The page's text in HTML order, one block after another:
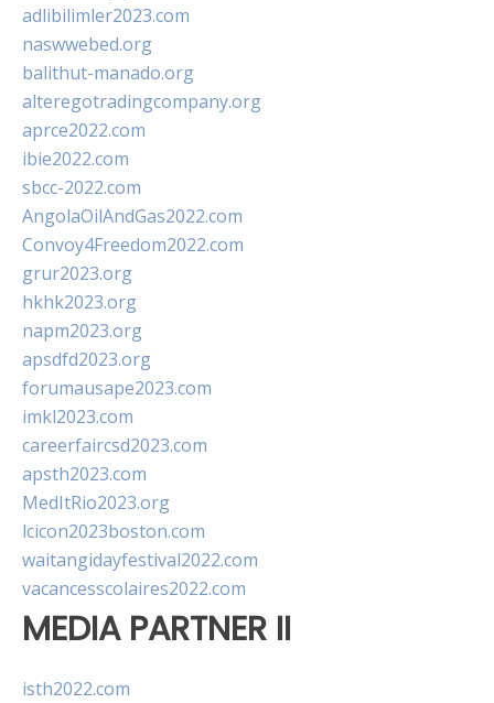
adlibilimler2023.com
naswwebed.org
balithut-manado.org
alteregotradingcompany.org
aprce2022.com
ibie2022.com
sbcc-2022.com
AngolaOilAndGas2022.com
Convoy4Freedom2022.com
grur2023.org
hkhk2023.org
napm2023.org
apsdfd2023.org
forumausape2023.com
imkl2023.com
careerfaircsd2023.com
apsth2023.com
MedItRio2023.org
lcicon2023boston.com
waitangidayfestival2022.com
vacancesscolaires2022.com
MEDIA PARTNER II
isth2022.com